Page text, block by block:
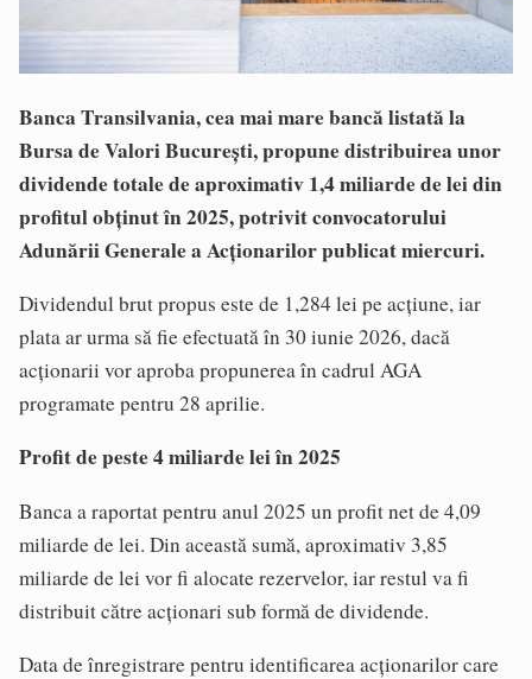
Banca Transilvania, cea mai mare bancă listată la
Bursa de Valori București, propune distribuirea unor
dividende totale de aproximativ 1,4 miliarde de lei din
profitul obținut în 2025, potrivit convocatorului
Adunării Generale a Acționarilor publicat miercuri.
Dividendul brut propus este de 1,284 lei pe acțiune, iar
plata ar urma să fie efectuată în 30 iunie 2026, dacă
acționarii vor aproba propunerea în cadrul AGA
programate pentru 28 aprilie.
Profit de peste 4 miliarde lei în 2025
Banca a raportat pentru anul 2025 un profit net de 4,09
miliarde de lei. Din această sumă, aproximativ 3,85
miliarde de lei vor fi alocate rezervelor, iar restul va fi
distribuit către acționari sub formă de dividende.
Data de înregistrare pentru identificarea acționarilor care